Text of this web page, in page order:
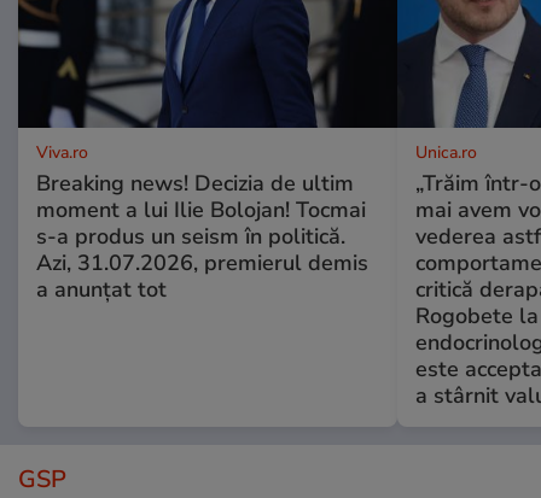
Viva.ro
Breaking news! Decizia de ultim
moment a lui Ilie Bolojan! Tocmai
s-a produs un seism în politică.
Azi, 31.07.2026, premierul demis
a anunțat tot
Unica.ro
„Trăim într-
mai avem
vederea
critică
Rogobete
este
a stârnit
GSP